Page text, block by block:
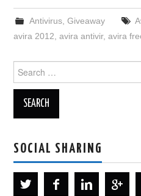
Antivirus, Giveaway
avira 2012 ,avira antivir,avira
for:
SOCIAL SHARING